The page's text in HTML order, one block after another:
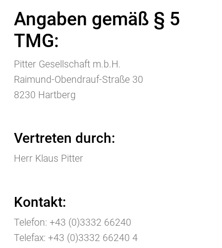
Angaben gemäß § 5
TMG:
Pitter Gesellschaft m.b.H.
Raimund-Obendrauf-Straße 30
8230 Hartberg
Vertreten durch:
Herr Klaus Pitter
Kontakt:
Telefon: +43 (0)3332 66240
Telefax: +43 (0)3332 66240 4